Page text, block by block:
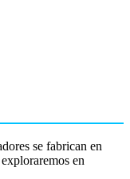
se fabrican en
en